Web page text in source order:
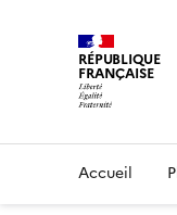
RÉPUBLIQUE
FRANÇAISE
Accueil